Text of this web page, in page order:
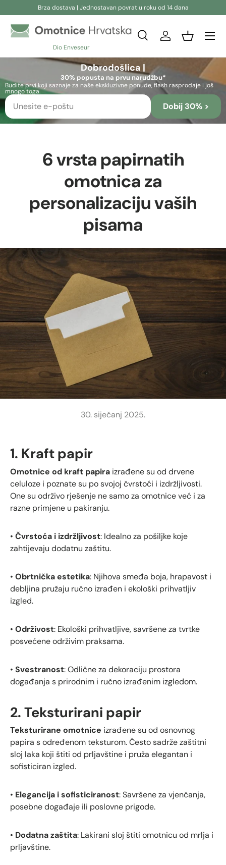
Brza dostava | Jednostavan povrat u roku od 14 dana
Dio Enveseur
Pretraživanje
Pretraživanje
Pretraživanje
PrijavaKošara
Dobrodošlica |
30% popusta na prvu narudžbu*
Budite prvi koji saznaje za naše ekskluzivne ponude, flash rasprodaje i još
mnogo toga.
Dobij 30% >
6 vrsta papirnatih
omotnica za
personalizaciju vaših
pisama
30. siječanj 2025.
1. Kraft papir
Omotnice od kraft papira izrađene su od drvene
celuloze i poznate su po svojoj čvrstoći i izdržljivosti.
One su održivo rješenje ne samo za omotnice već i za
razne primjene u pakiranju.
• Čvrstoća i izdržljivost: Idealno za pošiljke koje
zahtijevaju dodatnu zaštitu.
• Obrtnička estetika: Njihova smeđa boja, hrapavost i
debljina pružaju ručno izrađen i ekološki prihvatljiv
izgled.
• Održivost: Ekološki prihvatljive, savršene za tvrtke
posvećene održivim praksama.
• Svestranost: Odlične za dekoraciju prostora
događanja s prirodnim i ručno izrađenim izgledom.
2. Teksturirani papir
Teksturirane omotnice izrađene su od osnovnog
papira s određenom teksturom. Često sadrže zaštitni
sloj laka koji štiti od prljavštine i pruža elegantan i
sofisticiran izgled.
• Elegancija i sofisticiranost: Savršene za vjenčanja,
posebne događaje ili poslovne prigode.
• Dodatna zaštita: Lakirani sloj štiti omotnicu od mrlja i
prljavštine.